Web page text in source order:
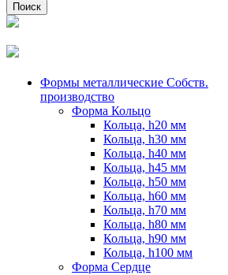
Формы металлические Собств.
производство
Форма Кольцо
Кольца, h20 мм
Кольца, h30 мм
Кольца, h40 мм
Кольца, h45 мм
Кольца, h50 мм
Кольца, h60 мм
Кольца, h70 мм
Кольца, h80 мм
Кольца, h90 мм
Кольца, h100 мм
Форма Сердце